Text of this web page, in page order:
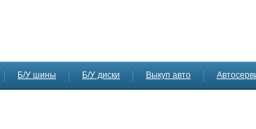
Б/У шины Б/У диски Выкуп авто